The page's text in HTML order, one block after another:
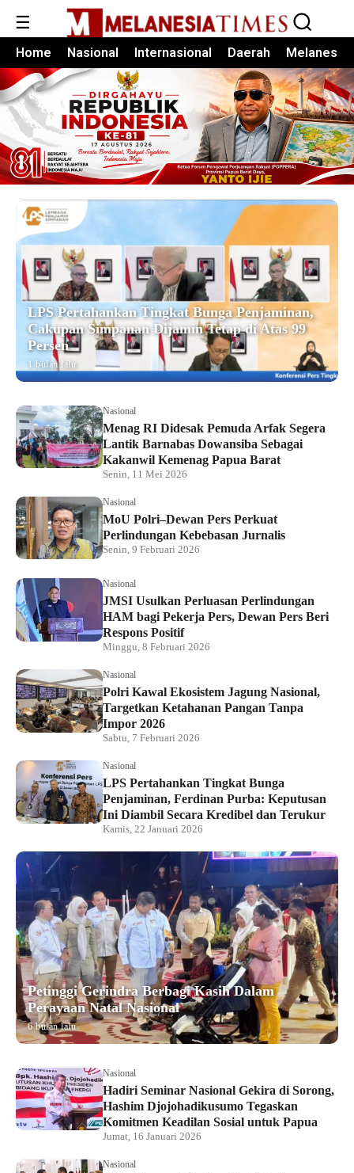
☰
Home Nasional Internasional Daerah Melanesia
LPS Pertahankan Tingkat Bunga Penjaminan,
Cakupan Simpanan Dijamin Tetap di Atas 99
Persen
1 bulan lalu
Nasional
Menag RI Didesak Pemuda Arfak Segera
Lantik Barnabas Dowansiba Sebagai
Kakanwil Kemenag Papua Barat
Senin, 11 Mei 2026
Nasional
MoU Polri–Dewan Pers Perkuat
Perlindungan Kebebasan Jurnalis
Senin, 9 Februari 2026
Nasional
JMSI Usulkan Perluasan Perlindungan
HAM bagi Pekerja Pers, Dewan Pers Beri
Respons Positif
Minggu, 8 Februari 2026
Nasional
Polri Kawal Ekosistem Jagung Nasional,
Targetkan Ketahanan Pangan Tanpa
Impor 2026
Sabtu, 7 Februari 2026
Nasional
LPS Pertahankan Tingkat Bunga
Penjaminan, Ferdinan Purba: Keputusan
Ini Diambil Secara Kredibel dan Terukur
Kamis, 22 Januari 2026
Petinggi Gerindra Berbagi Kasih Dalam
Perayaan Natal Nasional
6 bulan lalu
Nasional
Hadiri Seminar Nasional Gekira di Sorong,
Hashim Djojohadikusumo Tegaskan
Komitmen Keadilan Sosial untuk Papua
Jumat, 16 Januari 2026
Nasional